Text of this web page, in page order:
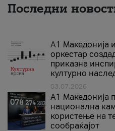
Последни
А1 Македонија
оркестар
приказна
културно
03.07.2026
A1 Македонија
национална
користење на
сообраќајот